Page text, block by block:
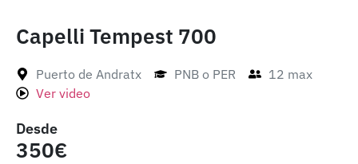
Capelli Tempest 700
Puerto de Andratx PNB o PER
12 max
Ver video
Desde
350€